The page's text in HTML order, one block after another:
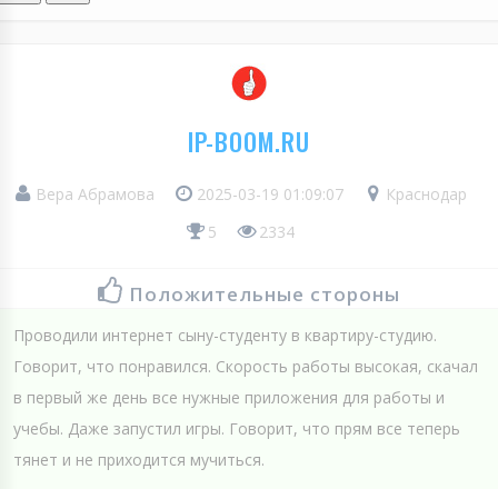
IP-BOOM.RU
Вера Абрамова 2025-03-19 01:09:07
Краснодар
5
2334
Положительные стороны
Проводили интернет сыну-студенту в квартиру-студию.
Говорит, что понравился. Скорость работы высокая, скачал
в первый же день все нужные приложения для работы и
учебы. Даже запустил игры. Говорит, что прям все теперь
тянет и не приходится мучиться.